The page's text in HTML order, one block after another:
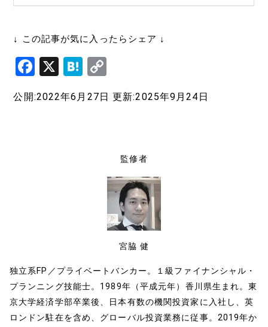
↓ この記事が気に入ったらシェア ↓
F
c
X
H
e
p
k
公開:2022年6月27日 更新:2025年9月24日
監修者
宮脇 健
独立系FP／プライベートバンカー。１級ファイナンシャル・
プランニング技能士。1989年（平成元年）香川県生まれ。東
京大学経済学部卒業後、日本有数の機関投資家に入社し、英
ロンドン駐在を含め、グローバル投資業務に従事。2019年か